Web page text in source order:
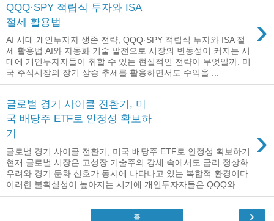
QQQ·SPY 적립식 투자와 ISA
절세 활용법
›
AI 시대 개인투자자 생존 전략, QQQ·SPY 적립식 투자와 ISA 절
세 활용법 AI와 자동화 기술 발전으로 시장의 변동성이 커지는 시
대에 개인투자자들이 취할 수 있는 현실적인 전략이 무엇일까. 미
국 주식시장의 장기 상승 추세를 활용하면서도 수익을 ...
글로벌 경기 사이클 전환기, 미
국 배당주 ETF로 안정성 확보하
기
›
글로벌 경기 사이클 전환기, 미국 배당주 ETF로 안정성 확보하기
현재 글로벌 시장은 고성장 기술주의 강세 속에서도 금리 정상화
우려와 경기 둔화 신호가 동시에 나타나고 있는 복합적 환경이다.
이러한 불확실성이 높아지는 시기에 개인투자자들은 QQQ와 ...
›
홈